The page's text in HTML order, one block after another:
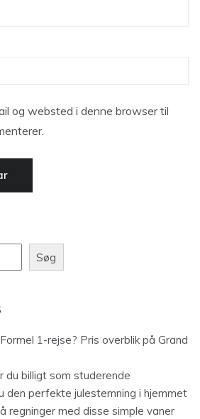
og websted i denne browser til
Søg
1-rejse? Pris overblik på Grand
du billigt som studerende
den perfekte julestemning i hjemmet
regninger med disse simple vaner